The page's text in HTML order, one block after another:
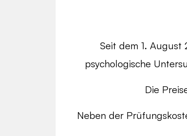
Seit dem 1. August
psychologische
Die
Neben der